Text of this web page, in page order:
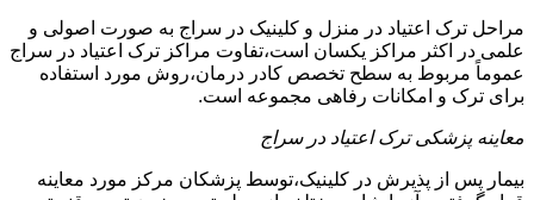
مراحل ترک اعتیاد در منزل و کلینیک در سراج به صورت اصولی و
علمی در اکثر مراکز یکسان است،تفاوت مراکز ترک اعتیاد در سراج
عموماً مربوط به سطح تخصص کادر درمان،روش مورد استفاده
برای ترک و امکانات رفاهی مجموعه است.
معاینه پزشکی ترک اعتیاد در سراج
بیمار پس از پذیرش در کلینیک،توسط پزشکان مرکز مورد معاینه